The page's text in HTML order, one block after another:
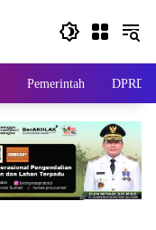
Pemerintah DPRD